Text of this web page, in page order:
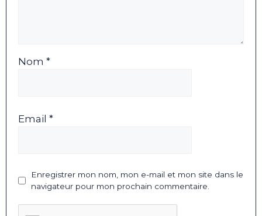
Nom *
Email *
Enregistrer mon nom, mon e-mail et mon site dans le
navigateur pour mon prochain commentaire.